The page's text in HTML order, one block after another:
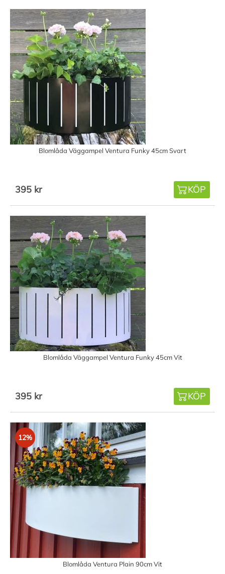
Blomlåda Väggampel Ventura Funky 45cm Svart
395 kr KÖP
Blomlåda Väggampel Ventura Funky 45cm Vit
395 kr KÖP
12%
Blomlåda Ventura Plain 90cm Vit